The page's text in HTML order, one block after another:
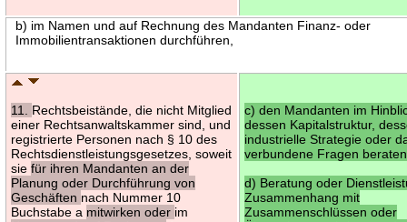
b) im Namen und auf Rechnung des Mandanten Finanz- oder
Immobilientransaktionen durchführen,
11. Rechtsbeistände, die nicht Mitglied
einer Rechtsanwaltskammer sind, und
registrierte Personen nach § 10 des
Rechtsdienstleistungsgesetzes, soweit
siefür ihren Mandanten an der
Planung oder Durchführung von
Geschäften nach Nummer 10
Buchstabe a mitwirken oder im
c) den Mandanten im
dessen Kapitalstruktur,
industrielle Strategie oder
verbundene Fragen
d) Beratung oder
Zusammenhang mit
Zusammenschlüssen oder